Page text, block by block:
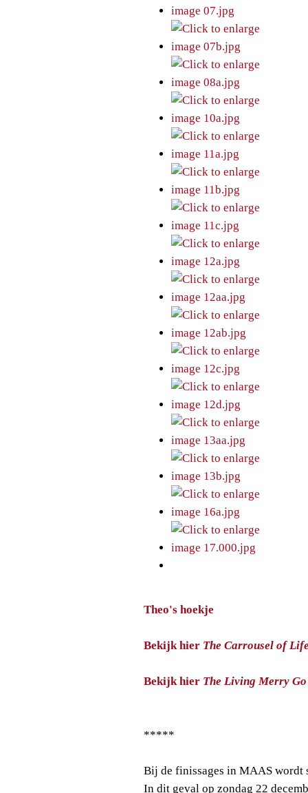
Theo's hoekje
Bekijk hier The Carrousel of
Bekijk hier The Living Merry
*****
Bij de finissages in MAAS wordt
In dit geval op zondag 22